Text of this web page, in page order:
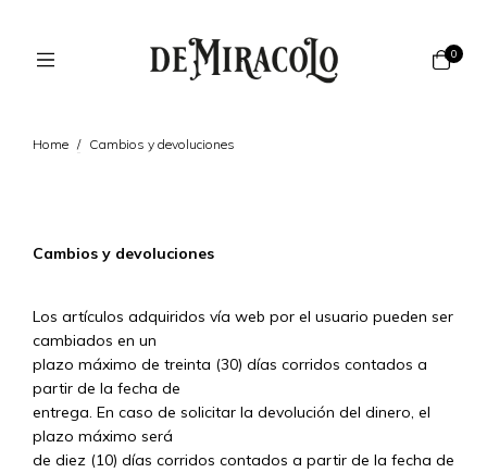
0
Home / Cambios y devoluciones
Cambios y devoluciones
Los artículos adquiridos vía web por el usuario pueden ser
cambiados en un
plazo máximo de treinta (30) días corridos contados a
partir de la fecha de
entrega. En caso de solicitar la devolución del dinero, el
plazo máximo será
de diez (10) días corridos contados a partir de la fecha de